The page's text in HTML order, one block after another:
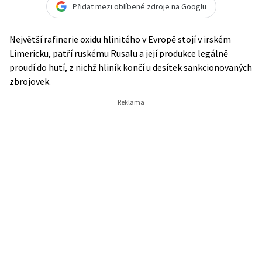
Přidat mezi oblíbené zdroje na Googlu
Největší rafinerie oxidu hlinitého v Evropě stojí v irském
Limericku, patří ruskému Rusalu a její produkce legálně
proudí do hutí, z nichž hliník končí u desítek sankcionovaných
zbrojovek.